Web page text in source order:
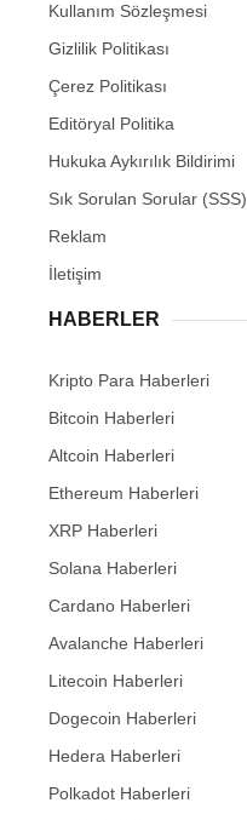
Kullanım Sözleşmesi
Gizlilik Politikası
Çerez Politikası
Editöryal Politika
Hukuka Aykırılık Bildirimi
Sık Sorulan Sorular (SSS)
Reklam
İletişim
HABERLER
Kripto Para Haberleri
Bitcoin Haberleri
Altcoin Haberleri
Ethereum Haberleri
XRP Haberleri
Solana Haberleri
Cardano Haberleri
Avalanche Haberleri
Litecoin Haberleri
Dogecoin Haberleri
Hedera Haberleri
Polkadot Haberleri